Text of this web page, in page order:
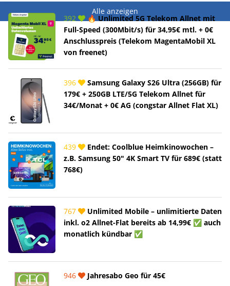
Alle anzeigen
392
🔥 Unlimited 5G Telekom Allnet mit
Full-Speed (300Mbit/s) für 34,95€ mtl. + 0€
Anschlusspreis (Telekom MagentaMobil XL
von freenet)
396
Samsung Galaxy S26 Ultra (256GB) für
179€ + 250GB LTE/5G Telekom Allnet für
34€/Monat + 0€ AG (congstar Allnet Flat XL)
439
Endet: Coolblue Heimkinowochen –
z.B. Samsung 50" 4K Smart TV für 689€ (statt
768€)
767
Unlimited Mobile – unlimitierte Daten
inkl. o2 Allnet-Flat bereits ab 14,99€ ✅ auch
monatlich kündbar ✅
946 Jahresabo Geo für 45€